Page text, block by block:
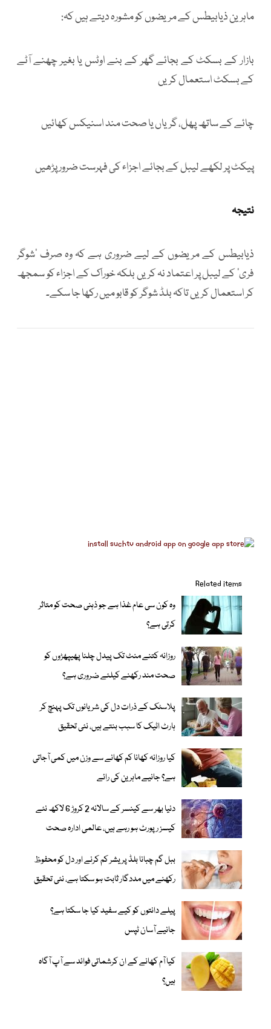
ماہرین ذیابیطس کے مریضوں کو مشورہ دیتے ہیں کہ:
بازار کے بسکٹ کے بجائے گھر کے بنے اوٹس یا بغیر چھنے آٹے
کے بسکٹ استعمال کریں
چائے کے ساتھ پھل، گریاں یا صحت مند اسنیکس کھائیں
پیکٹ پر لکھے لیبل کے بجائے اجزاء کی فہرست ضرور پڑھیں
نتیجہ
ذیابیطس کے مریضوں کے لیے ضروری ہے کہ وہ صرف ’شوگر
فری‘ کے لیبل پر اعتماد نہ کریں بلکہ خوراک کے اجزاء کو سمجھ
کر استعمال کریں تاکہ بلڈ شوگر کو قابو میں رکھا جا سکے۔
Related items
وہ کون سی عام غذا ہے جو ذہنی صحت کو متاثر
کرتی ہے؟
روزانہ کتنے منٹ تک پیدل چلنا پھیپھڑوں کو
صحت مند رکھنے کیلئے ضروری ہے؟
پلاسٹک کے ذرات دل کی شریانوں تک پہنچ کر
ہارٹ اٹیک کا سبب بنتے ہیں، نئی تحقیق
کیا روزانہ کھانا کم کھانے سے وزن میں کمی آجاتی
ہے؟ جانیے ماہرین کی رائے
دنیا بھر سے کینسر کے سالانہ 2 کروڑ 6 لاکھ نئے
کیسز رپورٹ ہو رہے ہیں، عالمی ادارہ صحت
ببل گم چبانا بلڈ پریشر کم کرنے اور دل کو محفوظ
رکھنے میں مددگار ثابت ہو سکتا ہے، نئی تحقیق
پیلے دانتوں کو کیے سفید کیا جا سکتا ہے؟
جانیے آسان ٹپس
کیا آم کھانے کے ان کرشماتی فوائد سے آپ آگاہ
ہیں؟